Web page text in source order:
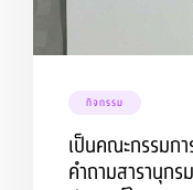
กิจกรรม
เป็นคณะกรรมก
คำถามสารานุกร